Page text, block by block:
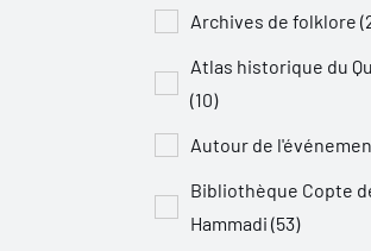
Archives de folklore
Atlas historique du
(10)
Autour de
Bibliothèque Copte
Hammadi (53)